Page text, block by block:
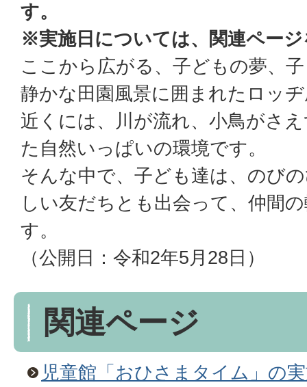
す。
※実施日については、関連ペー
ここから広がる、子どもの夢、
静かな田園風景に囲まれたロッ
近くには、川が流れ、小鳥がさ
た自然いっぱいの環境です。
そんな中で、子ども達は、のび
しい友だちとも出会って、仲間
す。
（公開日：令和2年5月28日）
関連ページ
児童館「おひさまタイム」の